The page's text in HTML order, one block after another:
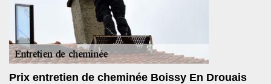
Prix entretien de cheminée Boissy En Drouais